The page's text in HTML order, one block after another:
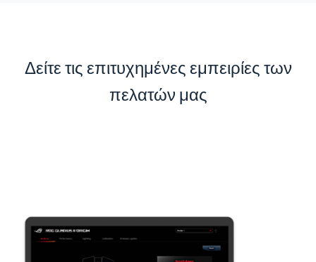
Δείτε τις επιτυχημένες εμπειρίες των
πελατών μας